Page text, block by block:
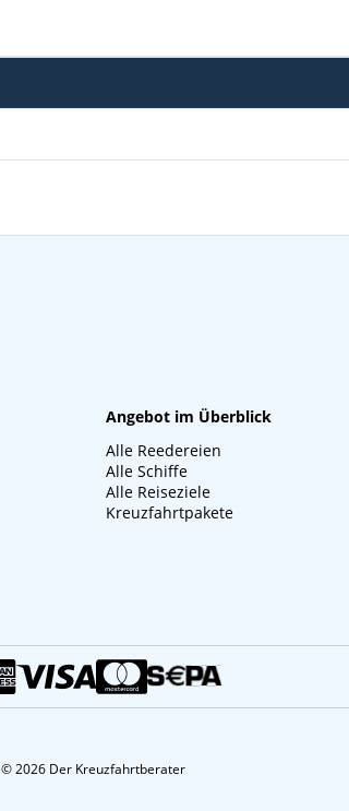
Angebot im Überblick
Alle Reedereien
Alle Schiffe
Alle Reiseziele
Kreuzfahrtpakete
© 2026 Der Kreuzfahrtberater